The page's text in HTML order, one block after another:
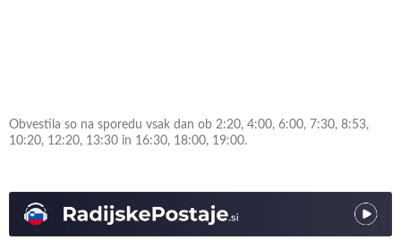
Obvestila so na sporedu vsak dan ob 2:20, 4:00, 6:00, 7:30, 8:53,
10:20, 12:20, 13:30 in 16:30, 18:00, 19:00.